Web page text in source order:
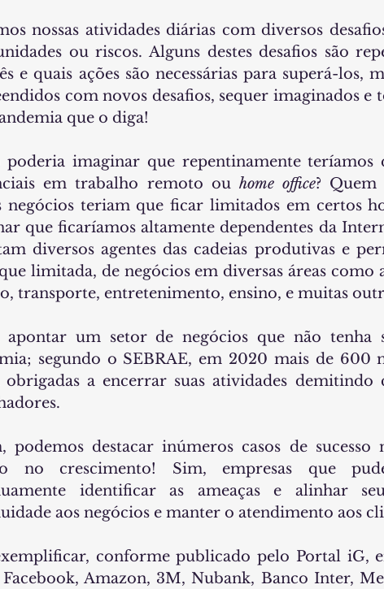
nossas atividades diárias com diversos
ou riscos. Alguns destes desafios são
e quais ações são necessárias para superá-los,
com novos desafios, sequer imaginados e
que o diga!
poderia imaginar que repentinamente teríamos
em trabalho remoto ou home office?
negócios teriam que ficar limitados em certos
que ficaríamos altamente dependentes da
diversos agentes das cadeias produtivas e
limitada, de negócios em diversas áreas como
transporte, entretenimento, ensino, e muitas
um setor de negócios que não tenha
segundo o SEBRAE, em 2020 mais de 600
a encerrar suas atividades demitindo
podemos destacar inúmeros casos de sucesso
no crescimento! Sim, empresas que
identificar as ameaças e alinhar
aos negócios e manter o atendimento aos
conforme publicado pelo Portal iG,
Amazon, 3M, Nubank, Banco Inter,